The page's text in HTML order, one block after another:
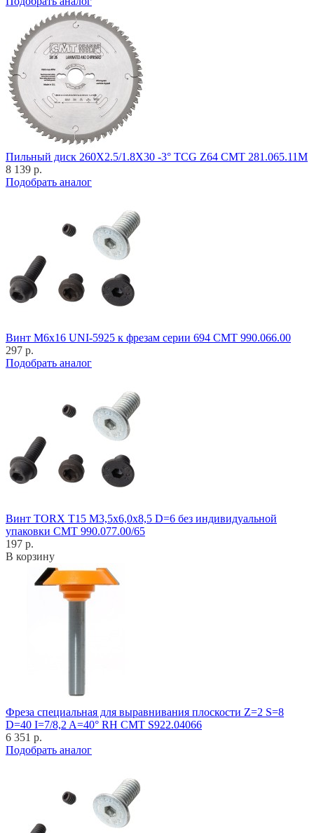
Пильный диск 260X2.5/1.8X30 -3° TCG Z64 CMT 281.065.11M
8 139 р.
Подобрать аналог
Винт M6x16 UNI-5925 к фрезам серии 694 CMT 990.066.00
297 р.
Подобрать аналог
Винт TORX T15 M3,5x6,0x8,5 D=6 без индивидуальной
упаковки CMT 990.077.00/65
197 р.
В корзину
Фреза специальная для выравнивания плоскости Z=2 S=8
D=40 I=7/8,2 A=40° RH CMT S922.04066
6 351 р.
Подобрать аналог